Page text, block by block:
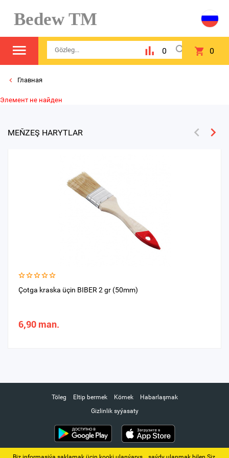
Bedew TM
0 0
Главная
Элемент не найден
MEŇZEŞ HARYTLAR
Çotga kraska üçin BIBER 2 gr (50mm)
6,90 man.
Töleg Eltip bermek Kömek
Habarlaşmak
Gizlinlik syýasaty